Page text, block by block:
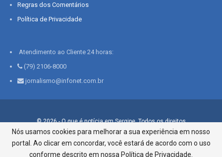
Regras dos Comentários
Política de Privacidade
Atendimento ao Cliente 24 horas:
(79) 2106-8000
jornalismo@infonet.com.br
© 2026 - O que é notícia em Sergipe. Todos os direitos
reservados.
Infonet - Rua Monsenhor Silveira 276, Bairro São José |
Aracaju-SE, CEP 49015-030, Fone: 79.2106.8000 - CI Centro de
Nós usamos cookies para melhorar a sua experiência em nosso
portal. Ao clicar em concordar, você estará de acordo com o uso
conforme descrito em nossa Política de Privacidade.